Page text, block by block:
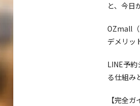
と、今日
OZmall（
デメリッ
LINE予
る仕組み
【完全